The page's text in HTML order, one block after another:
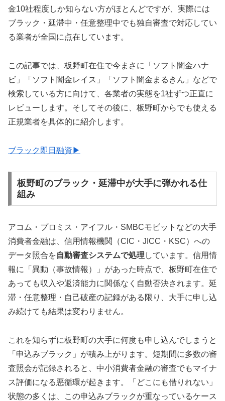
金10社程度しか知らない方がほとんどですが、実際には
ブラック・延滞中・任意整理中でも独自審査で対応してい
る業者が全国に点在しています。
この記事では、板野町在住で今まさに「ソフト闇金ハナ
ビ」「ソフト闇金レイス」「ソフト闇金まるきん」などで
検索している方に向けて、各業者の実態を1社ずつ正直に
レビューします。そしてその後に、板野町からでも使える
正規業者を具体的に紹介します。
ブラック即日融資▶
板野町のブラック・延滞中が大手に弾かれる仕
組み
アコム・プロミス・アイフル・SMBCモビットなどの大手
消費者金融は、信用情報機関（CIC・JICC・KSC）への
データ照合を自動審査システムで処理 しています。信用情
報に「異動（事故情報）」があった時点で、板野町在住で
あっても収入や返済能力に関係なく自動否決されます。延
滞・任意整理・自己破産の記録がある限り、大手に申し込
み続けても結果は変わりません。
これを知らずに板野町の大手に何度も申し込んでしまうと
「申込みブラック」が積み上がります。短期間に多数の審
査照会が記録されると、中小消費者金融の審査でもマイナ
ス評価になる悪循環が起きます。「どこにも借りれない」
状態の多くは、この申込みブラックが重なっているケース